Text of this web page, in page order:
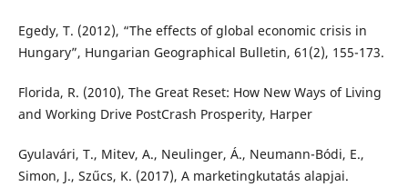
Egedy, T. (2012), “The effects of global economic crisis in
Hungary”, Hungarian Geographical Bulletin, 61(2), 155-173.
Florida, R. (2010), The Great Reset: How New Ways of Living
and Working Drive PostCrash Prosperity, Harper
Gyulavári, T., Mitev, A., Neulinger, Á., Neumann-Bódi, E.,
Simon, J., Szűcs, K. (2017), A marketingkutatás alapjai.